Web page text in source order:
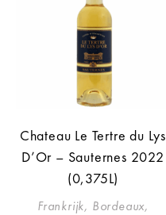
Chateau Le Tertre du Lys
D’Or – Sauternes 2022
(0,375L)
Frankrijk, Bordeaux,